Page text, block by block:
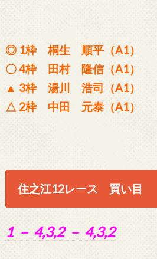
◎ 1枠 桐生 順平（A1）
〇 4枠 田村 隆信（A1）
▲ 3枠 湯川 浩司（A1）
△ 2枠 中田 元泰（A1）
住之江12レース 買い目
1 － 4,3,2 － 4,3,2